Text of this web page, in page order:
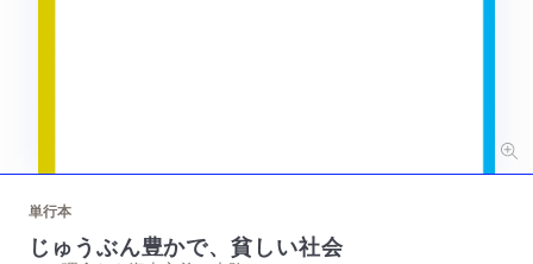
単行本
じゅうぶん豊かで、貧しい社会